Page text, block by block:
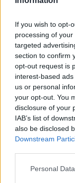
If you wish to opt-
processing of
targeted
section to confirm
opt-out request is
interest-based
us or personal
your opt-out. You
disclosure of your
IAB’s list of
also be disclosed
Downstream
Personal